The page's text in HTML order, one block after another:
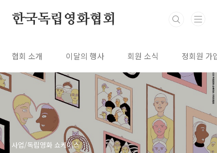
한국독립영화협회
협회 소개 이달의 행사 회원 소식 정회원 가
사업/독립영화 쇼케이스